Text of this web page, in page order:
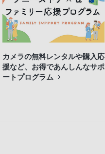
カメラの無料レンタルや購入応
援など、お得であんしんなサポ
ートプログラム